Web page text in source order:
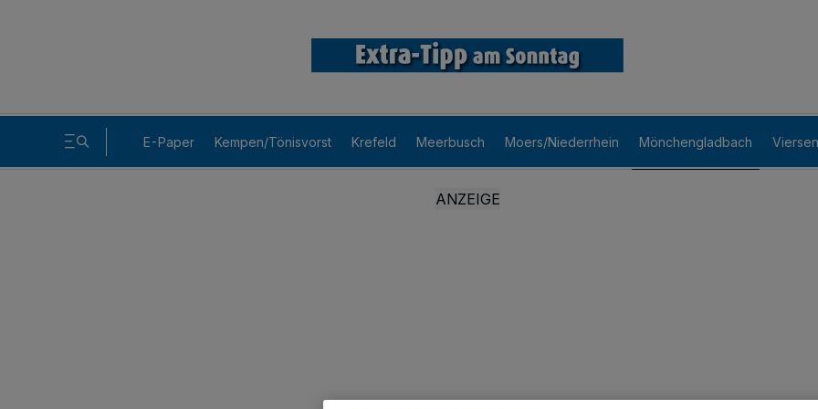
E-Paper Kempen/Tönisvorst Krefeld Meerbusch Moers/Niederrhein Mönchengladbach Viersen